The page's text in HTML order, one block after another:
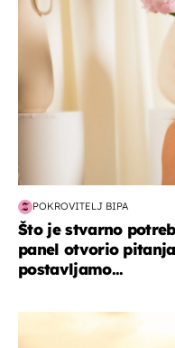
POKROVITELJ BIPA
Što je stvarno
panel otvorio
postavljamo...